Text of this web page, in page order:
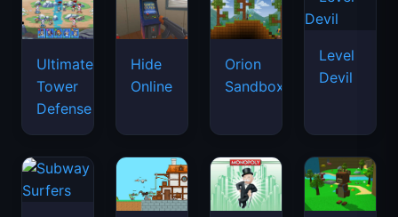
Ultimate
Tower
Defense
Hide
Online
Orion
Sandbox
Level
Devil